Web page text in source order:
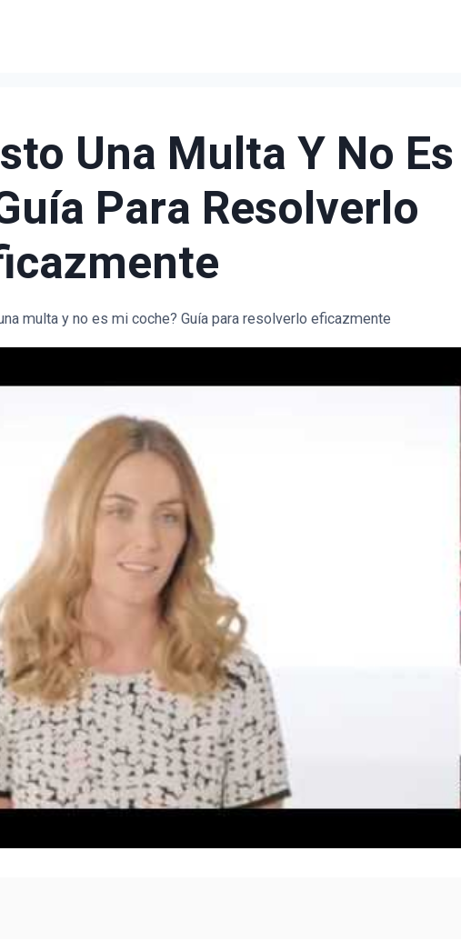
Una Multa Y No Es
Para Resolverlo
multa y no es mi coche? Guía para resolverlo eficazmente